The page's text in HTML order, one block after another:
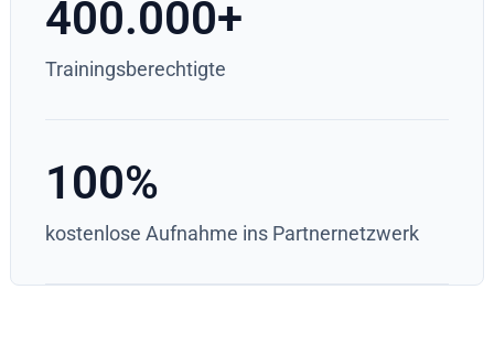
400.000+
Trainingsberechtigte
100%
kostenlose Aufnahme ins Partnernetzwerk